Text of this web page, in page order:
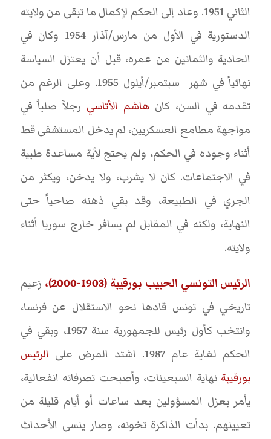
الثاني 1951. وعاد إلى الحكم لإكمال ما تبقى من ولايته
الدستورية في الأول من مارس/آذار 1954 وكان في
الحادية والثمانين من عمره، قبل أن يعتزل السياسة
نهائياً في شهر سبتمبر/أيلول 1955. وعلى الرغم من
تقدمه في السن، كان هاشم الأتاسي رجلاً صلباً في
مواجهة مطامع العسكريين، لم يدخل المستشفى قط
أثناء وجوده في الحكم، ولم يحتج لأية مساعدة طبية
في الاجتماعات. كان لا يشرب، ولا يدخن، ويكثر من
الجري في الطبيعة، وقد بقي ذهنه صاحياً حتى
النهاية، ولكنه في المقابل لم يسافر خارج سوريا أثناء
ولايته.
الرئيس التونسي الحبيب بورقيبة (1903-2000)،
زعيم
تاريخي في تونس قادها نحو الاستقلال عن فرنسا،
وانتخب كأول رئيس للجمهورية سنة 1957، وبقي في
الحكم لغاية عام 1987. اشتد المرض على
الرئيس
بورقيبة نهاية السبعينات، وأصبحت تصرفاته انفعالية،
يأمر بعزل المسؤولين بعد ساعات أو أيام قليلة من
تعيينهم. بدأت الذاكرة تخونه، وصار ينسى الأحداث